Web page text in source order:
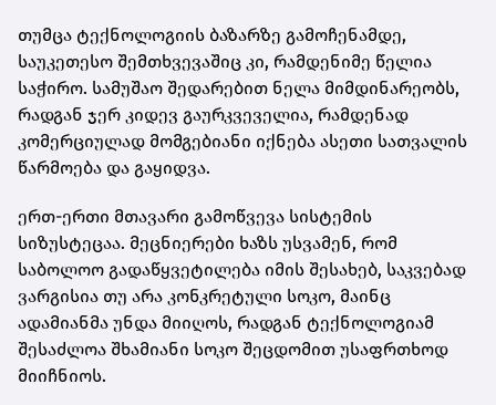
თუმცა ტექნოლოგიის ბაზარზე გამოჩენამდე,
საუკეთესო შემთხვევაშიც კი, რამდენიმე წელია
საჭირო. სამუშაო შედარებით ნელა მიმდინარეობს,
რადგან ჯერ კიდევ გაურკვეველია, რამდენად
კომერციულად მომგებიანი იქნება ასეთი სათვალის
წარმოება და გაყიდვა.
ერთ-ერთი მთავარი გამოწვევა სისტემის
სიზუსტეცაა. მეცნიერები ხაზს უსვამენ, რომ
საბოლოო გადაწყვეტილება იმის შესახებ, საკვებად
ვარგისია თუ არა კონკრეტული სოკო, მაინც
ადამიანმა უნდა მიიღოს, რადგან ტექნოლოგიამ
შესაძლოა შხამიანი სოკო შეცდომით უსაფრთხოდ
მიიჩნიოს.